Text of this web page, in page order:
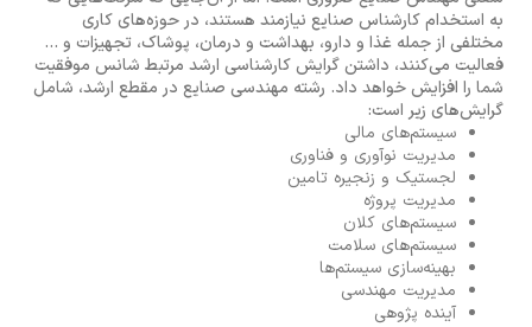
به استخدام کارشناس صنایع نیازمند هستند، در حوزه‌های کاری
مختلفی از جمله غذا و دارو، بهداشت و درمان، پوشاک، تجهیزات و ...
فعالیت می‌کنند، داشتن گرایش کارشناسی ارشد مرتبط شانس موفقیت
شما را افزایش خواهد داد. رشته مهندسی صنایع در مقطع ارشد، شامل
گرایش‌های زیر است:
سیستم‌های مالی
مدیریت نوآوری و فناوری
لجستیک و زنجیره تامین
مدیریت پروژه
سیستم‌های کلان
سیستم‌های سلامت
بهینه‌سازی سیستم‌ها
مدیریت مهندسی
آینده پژوهی